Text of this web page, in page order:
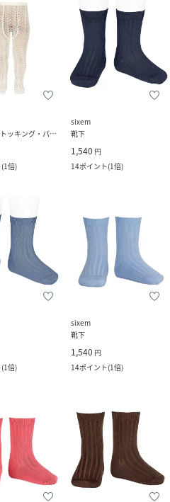
タイツ・ストッキング・パンスト
(1倍)
sixem
靴下
1,540 円
14ポイント(1倍)
(1倍)
sixem
靴下
1,540 円
14ポイント(1倍)